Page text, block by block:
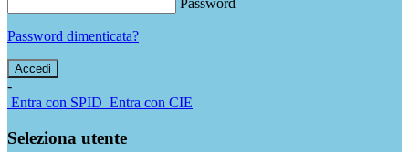
Password
Password dimenticata?
-
Entra con SPID Entra con CIE
Seleziona utente